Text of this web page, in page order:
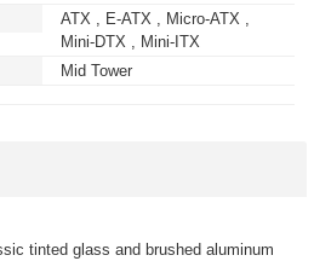
ATX , E-ATX , Micro-ATX ,
Mini-DTX , Mini-ITX
Mid Tower
tinted glass and brushed aluminum